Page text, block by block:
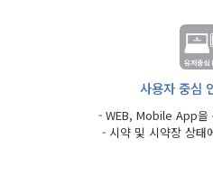
사용자 중심
- WEB, Mobile App을
- 시약 및 시약장 상